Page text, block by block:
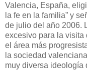
Valencia, España,
la fe en la familia” y
de julio del año 2006.
excesivo para la
el área más
la sociedad
muy diversa ideología